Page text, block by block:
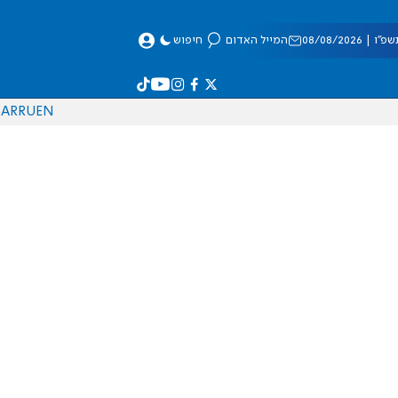
08/2026 המייל האדום חיפוש
EN
RU
AR